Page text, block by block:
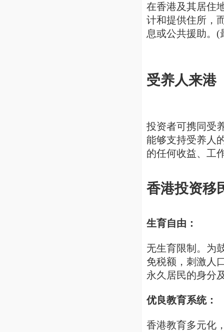
在香港及其居住
计和提供住所，
息或公共援助。(
受养人来港
投资者可携同受
能够支持受养人
的任何收益、工
香港投资移
生育自由：
无生育限制。为
免税额，刺激人
永久居民的身分
优良教育系统：
香港教育多元化